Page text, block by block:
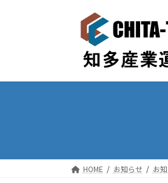
へ
ョ
HOME お知らせ お